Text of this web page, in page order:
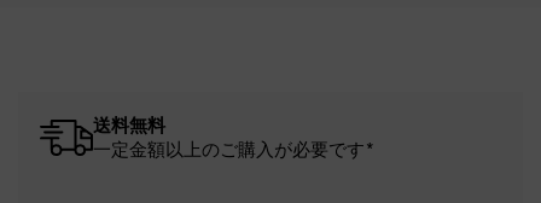
送料無料
一定金額以上のご購入が必要です*